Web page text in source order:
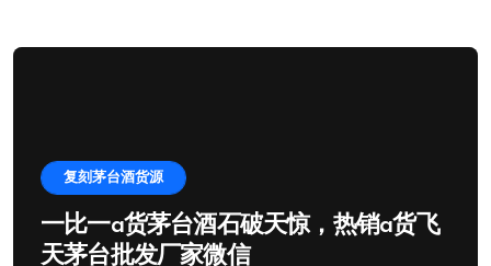
复刻茅台酒货源
一比一a货茅台酒石破天惊，热销a货飞
天茅台批发厂家微信